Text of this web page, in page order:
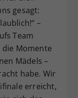
gesagt:
–
Team
die Momente
Mädels –
habe. Wir
erreicht,